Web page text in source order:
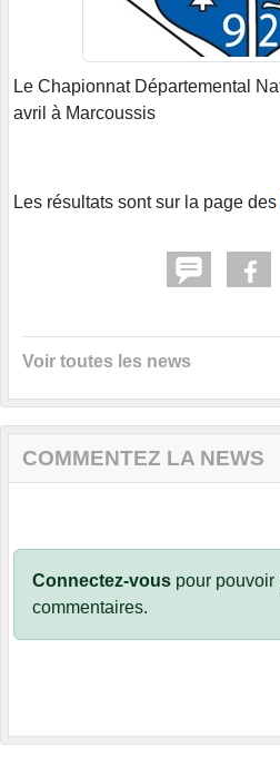
Le Chapionnat Départemental
avril à Marcoussis
Les résultats sont sur la page des
Voir toutes les news
COMMENTEZ LA NEWS
Connectez-vous pour pouvoir
commentaires.